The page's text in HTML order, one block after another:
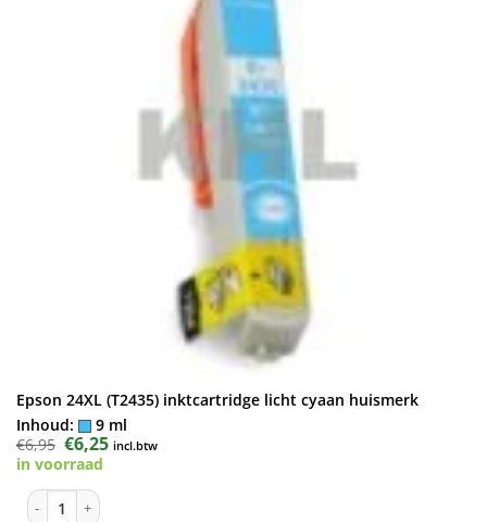
Epson 24XL (T2435) inktcartridge licht cyaan huismerk
Inhoud:
9 ml
€6,95 Oorspronkelijke
prijs
was:
€6,25Huidige
prijs
incl.btw
in voorraad
Epson 24XL (T2435) inktcartridge licht cyaan huismerk aantal